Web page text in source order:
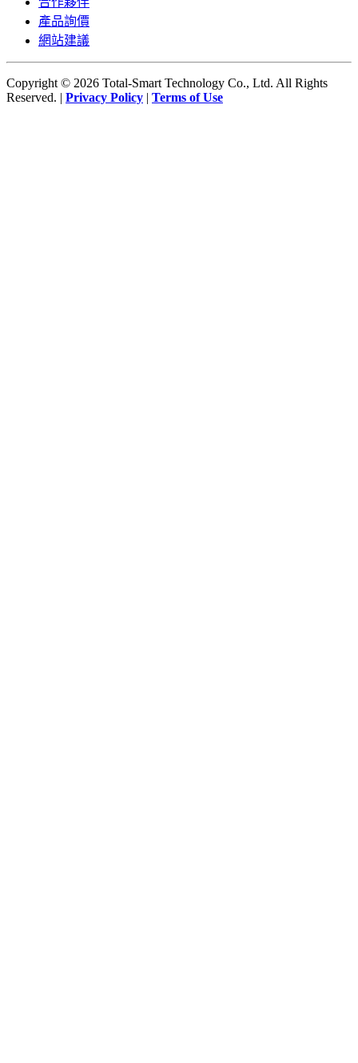
產品詢價
網站建議
Copyright © 2026 Total-Smart Technology Co., Ltd. All Rights
Reserved. | Privacy Policy | Terms of Use